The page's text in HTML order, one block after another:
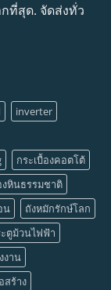
ที่สุด. จัดส่งทั่ว
inverter
กระเบื้องคอตโต้
งหินธรรมชาติ
น
ถังหมักรักษ์โลก
ตูม้วนไฟฟ้า
งาน
สร้าง